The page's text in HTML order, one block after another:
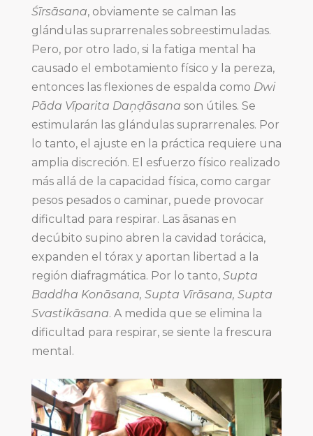
Śīrsāsana, obviamente se calman las
glándulas suprarrenales sobreestimuladas.
Pero, por otro lado, si la fatiga mental ha
causado el embotamiento físico y la pereza,
entonces las flexiones de espalda como Dwi
Pāda Vīparita Daņḍāsana son útiles. Se
estimularán las glándulas suprarrenales. Por
lo tanto, el ajuste en la práctica requiere una
amplia discreción. El esfuerzo físico realizado
más allá de la capacidad física, como cargar
pesos pesados o caminar, puede provocar
dificultad para respirar. Las āsanas en
decúbito supino abren la cavidad torácica,
expanden el tórax y aportan libertad a la
región diafragmática. Por lo tanto, Supta
Baddha Konāsana, Supta Vīrāsana, Supta
Svastikāsana. A medida que se elimina la
dificultad para respirar, se siente la frescura
mental.